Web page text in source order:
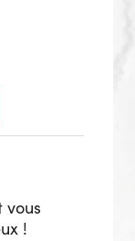
vous
!